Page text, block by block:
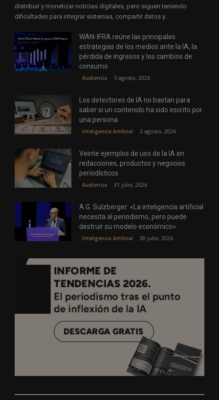
distribuir y monetizar noticias digitales, pero siguen teniendo
dificultades para integrar sistemas, compartir datos y...
WAN-IFRA reúne las principales
estrategias de los medios ante la IA, la
pérdida de ingresos y los cambios de
consumo
Audiencia 5 agosto, 2026
Los detectores de IA no bastan para
saber si un contenido ha sido escrito por
una persona
Inteligencia Artificial 3 agosto, 2026
Veinte ejemplos de uso de la IA en
redacciones, productos y negocios
periodísticos
Audiencia 31 julio, 2026
A.G. Sulzberger: «La inteligencia artificial
necesita al periodismo, pero puede
destruir su modelo económico»
Inteligencia Artificial 30 julio, 2026